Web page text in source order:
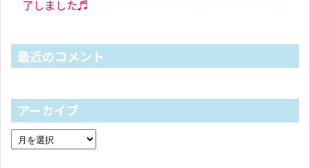
了しました♬
最近のコメント
アーカイブ